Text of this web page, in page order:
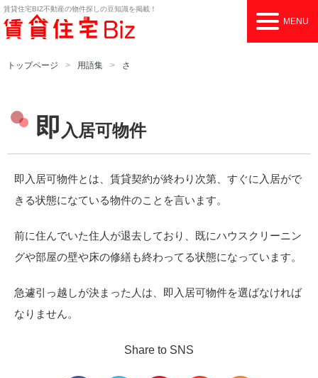
賃貸住宅BIZ不動産の物件探しの豆知識を掲載！
MENU
トップページ 用語集 さ
即 入居可物件
即入居可物件とは、賃貸契約が終わり次第、すぐに入居がで
きる状態になている物件のことを言います。
前に住んでいた住人が退去しており、既にハウスクリーニン
グや部屋の壁や床の修繕も終わってる状態になっています。
急遽引っ越しが決まった人は、即入居可物件を選ばなければ
なりません。
Share to SNS